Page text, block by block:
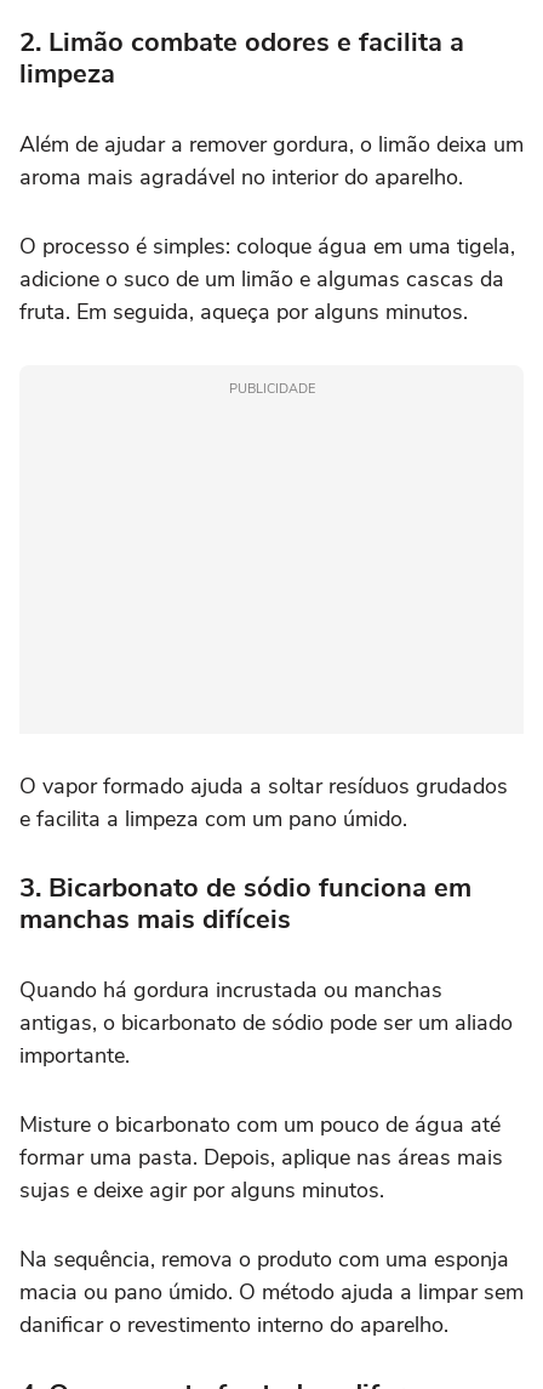
2. Limão combate odores e facilita a
limpeza
Além de ajudar a remover gordura, o limão deixa um
aroma mais agradável no interior do aparelho.
O processo é simples: coloque água em uma tigela,
adicione o suco de um limão e algumas cascas da
fruta. Em seguida, aqueça por alguns minutos.
PUBLICIDADE
O vapor formado ajuda a soltar resíduos grudados
e facilita a limpeza com um pano úmido.
3. Bicarbonato de sódio funciona em
manchas mais difíceis
Quando há gordura incrustada ou manchas
antigas, o bicarbonato de sódio pode ser um aliado
importante.
Misture o bicarbonato com um pouco de água até
formar uma pasta. Depois, aplique nas áreas mais
sujas e deixe agir por alguns minutos.
Na sequência, remova o produto com uma esponja
macia ou pano úmido. O método ajuda a limpar sem
danificar o revestimento interno do aparelho.